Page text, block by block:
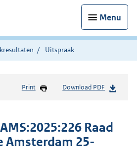
Menu
Uitspraak
Print Download PDF
Raad
Amsterdam 25-